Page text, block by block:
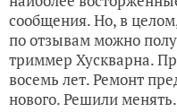
сообщения. Но, в
по отзывам можно
триммер Хускварна.
восемь лет. Ремонт
нового. Решили